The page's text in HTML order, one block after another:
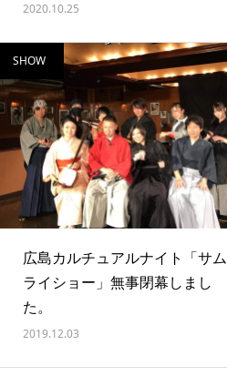
2020.10.25
SHOW
広島カルチュアルナイト「サム
ライショー」無事閉幕しまし
た。
2019.12.03